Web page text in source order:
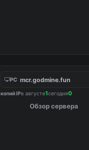
PC mcr.godmine.fun
копий IPв августе1сегодня0
Обзор сервера